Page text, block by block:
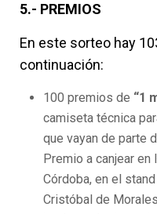
5.- PREMIOS
En este sorteo hay
continuación:
100 premios de “1
camiseta técnica
que vayan de parte
Premio a canjear
Córdoba, en el
Cristóbal de